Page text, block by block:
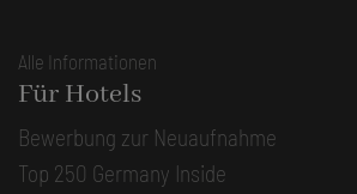
Alle Informationen
Für Hotels
Bewerbung zur Neuaufnahme
Top 250 Germany Inside